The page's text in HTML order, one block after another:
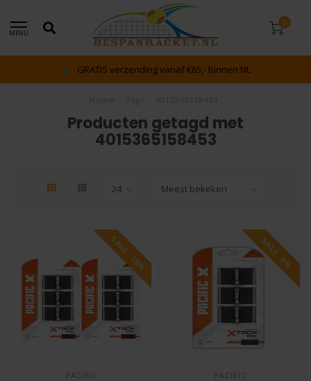
MENU
0
GRATIS verzending vanaf €65,- binnen NL
Producten getagd met
4015365158453
SALE -18%
PACIFIC
SALE -9%
PACIFIC